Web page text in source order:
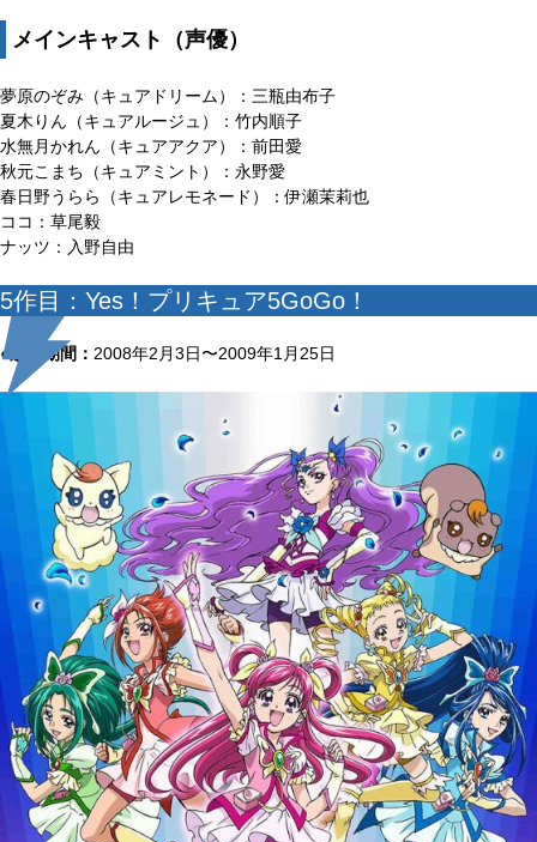
メインキャスト（声優）
夢原のぞみ（キュアドリーム）：三瓶由布子
夏木りん（キュアルージュ）：竹内順子
水無月かれん（キュアアクア）：前田愛
秋元こまち（キュアミント）：永野愛
春日野うらら（キュアレモネード）：伊瀬茉莉也
ココ：草尾毅
ナッツ：入野自由
5作目：Yes！プリキュア5GoGo！
●放送期間： 2008年2月3日〜2009年1月25日